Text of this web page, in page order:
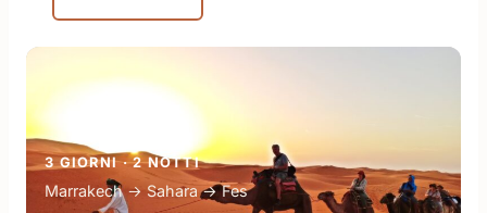
3 GIORNI · 2 NOTTI
Marrakech → Sahara → Fes